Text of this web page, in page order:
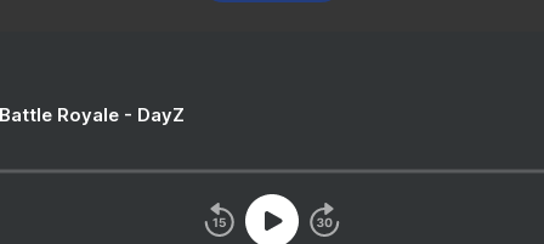
Royale - DayZ